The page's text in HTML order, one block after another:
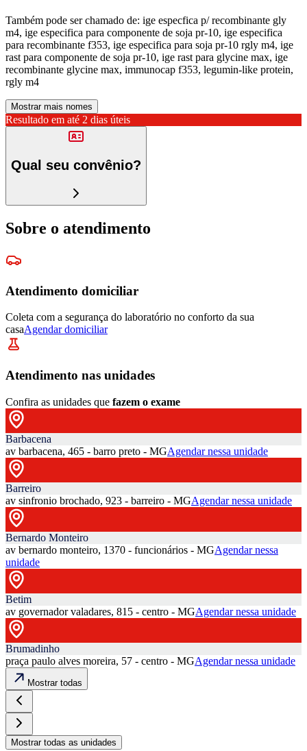
Também pode ser chamado de: ige especfica p/ recombinante gly
m4, ige especifica para componente de soja pr-10, ige especifica
para recombinante f353, ige especifica para soja pr-10 rgly m4, ige
rast para componente de soja pr-10, ige rast para glycine max, ige
recombinante glycine max, immunocap f353, legumin-like protein,
rgly m4
Mostrar mais nomes
Resultado em até 2 dias úteis
Qual seu convênio?
Sobre o atendimento
Atendimento domiciliar
Coleta com a segurança do laboratório no conforto da sua
casaAgendar domiciliar
Atendimento nas unidades
Confira as unidades que fazem o exame
Barbacena
av barbacena, 465 - barro preto - MGAgendar nessa unidade
Barreiro
av sinfronio brochado, 923 - barreiro - MGAgendar nessa unidade
Bernardo Monteiro
av bernardo monteiro, 1370 - funcionários - MGAgendar nessa
unidade
Betim
av governador valadares, 815 - centro - MGAgendar nessa unidade
Brumadinho
praça paulo alves moreira, 57 - centro - MGAgendar nessa unidade
Mostrar todas
Mostrar todas as unidades